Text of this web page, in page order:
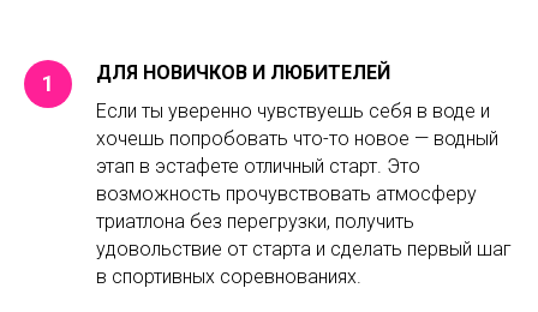
ДЛЯ НОВИЧКОВ И ЛЮБИТЕЛЕЙ
Если ты уверенно чувствуешь себя в воде и
хочешь попробовать что-то новое — водный
этап в эстафете отличный старт. Это
возможность прочувствовать атмосферу
триатлона без перегрузки, получить
удовольствие от старта и сделать первый шаг
в спортивных соревнованиях.